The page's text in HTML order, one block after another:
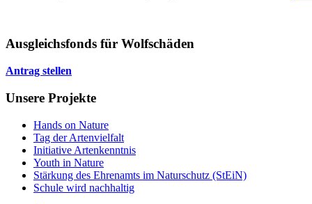
Ausgleichsfonds für Wolfschäden
Antrag stellen
Unsere Projekte
Hands on Nature
Tag der Artenvielfalt
Initiative Artenkenntnis
Youth in Nature
Stärkung des Ehrenamts im Naturschutz (StEiN)
Schule wird nachhaltig